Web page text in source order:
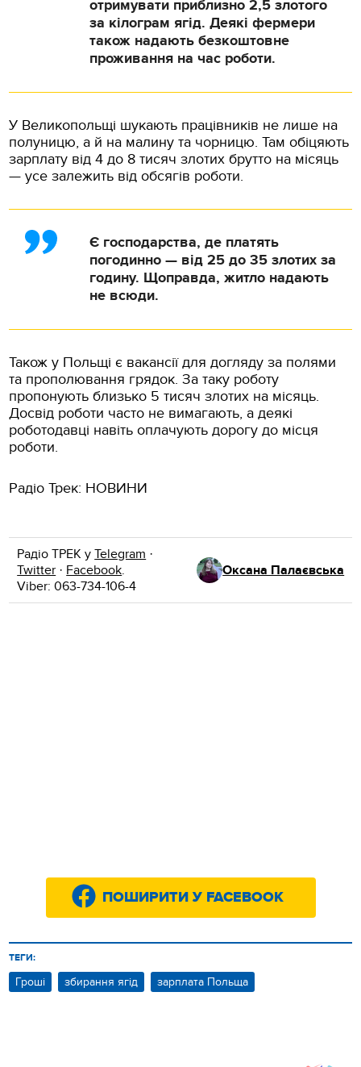
отримувати приблизно 2,5 злотого
за кілограм ягід. Деякі фермери
також надають безкоштовне
проживання на час роботи.
У Великопольщі шукають працівників не лише на
полуницю, а й на малину та чорницю. Там обіцяють
зарплату від 4 до 8 тисяч злотих брутто на місяць
— усе залежить від обсягів роботи.
Є господарства, де платять
погодинно — від 25 до 35 злотих за
годину. Щоправда, житло надають
не всюди.
Також у Польщі є вакансії для догляду за полями
та прополювання грядок. За таку роботу
пропонують близько 5 тисяч злотих на місяць.
Досвід роботи часто не вимагають, а деякі
роботодавці навіть оплачують дорогу до місця
роботи.
Радіо Трек: НОВИНИ
Радіо ТРЕК уTelegram ·
Twitter · Facebook.
Viber: 063-734-106-4
Оксана Палаєвська
ПОШИРИТИ У FACEBOOK
ТЕГИ:
Гроші збирання ягід зарплата Польща